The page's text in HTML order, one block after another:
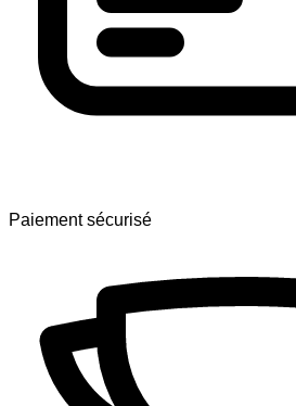
Paiement sécurisé